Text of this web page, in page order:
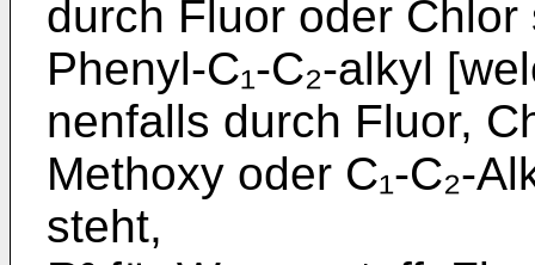
durch Fluor oder
Phenyl-C₁-C₂-alkyl
nenfalls durch Fluor,
Methoxy oder C₁-C₂-
steht,